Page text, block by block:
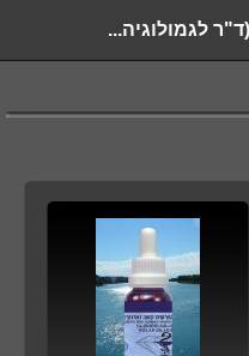
לגמולוגיה...